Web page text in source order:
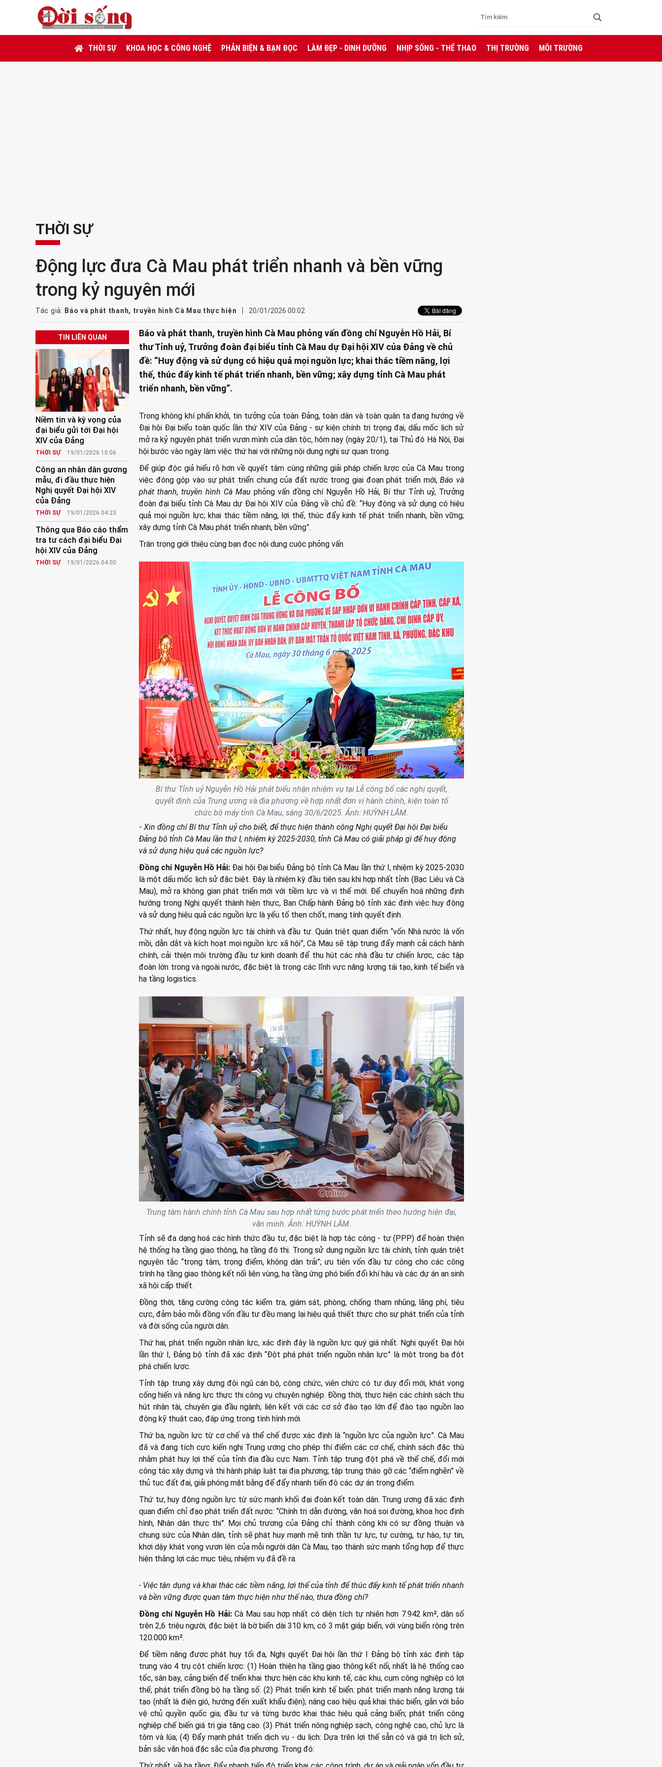
THỜI SỰ KHOA HỌC & CÔNG NGHỆ PHẢN BIỆN & BẠN ĐỌC LÀM ĐẸP - DINH DƯỠNG NHỊP SỐNG - THỂ THAO THỊ TRƯỜNG MÔI TRƯỜNG
THỜI SỰ
Động lực đưa Cà Mau phát triển nhanh và bền vững
trong kỷ nguyên mới
Tác giả: Báo và phát thanh, truyền hình Cà Mau thực hiện 20/01/2026 00:02
TIN LIÊN QUAN
Niềm tin và kỳ vọng của
đại biểu gửi tới Đại hội
XIV của Đảng
THỜI SỰ 19/01/2026 10:06
Công an nhân dân gương
mẫu, đi đầu thực hiện
Nghị quyết Đại hội XIV
của Đảng
THỜI SỰ 19/01/2026 04:23
Thông qua Báo cáo thẩm
tra tư cách đại biểu Đại
hội XIV của Đảng
THỜI SỰ 19/01/2026 04:00
Báo và phát thanh, truyền hình Cà Mau phỏng vấn đồng chí Nguyễn Hồ Hải, Bí
thư Tỉnh uỷ, Trưởng đoàn đại biểu tỉnh Cà Mau dự Đại hội XIV của Đảng về chủ
đề: “Huy động và sử dụng có hiệu quả mọi nguồn lực; khai thác tiềm năng, lợi
thế, thúc đẩy kinh tế phát triển nhanh, bền vững; xây dựng tỉnh Cà Mau phát
triển nhanh, bền vững”.
Trong không khí phấn khởi, tin tưởng của toàn Đảng, toàn dân và toàn quân ta đang hướng về
Đại hội Đại biểu toàn quốc lần thứ XIV của Đảng - sự kiện chính trị trọng đại, dấu mốc lịch sử
mở ra kỷ nguyên phát triển vươn mình của dân tộc, hôm nay (ngày 20/1), tại Thủ đô Hà Nội, Đại
hội bước vào ngày làm việc thứ hai với những nội dung nghị sự quan trọng.
Để giúp độc giả hiểu rõ hơn về quyết tâm cùng những giải pháp chiến lược của Cà Mau trong
việc đóng góp vào sự phát triển chung của đất nước trong giai đoạn phát triển mới,Báo và
phát thanh, truyền hình Cà Mau phỏng vấn đồng chí Nguyễn Hồ Hải, Bí thư Tỉnh uỷ, Trưởng
đoàn đại biểu tỉnh Cà Mau dự Đại hội XIV của Đảng về chủ đề: “Huy động và sử dụng có hiệu
quả mọi nguồn lực; khai thác tiềm năng, lợi thế, thúc đẩy kinh tế phát triển nhanh, bền vững;
xây dựng tỉnh Cà Mau phát triển nhanh, bền vững”.
Trân trọng giới thiệu cùng bạn đọc nội dung cuộc phỏng vấn.
Bí thư Tỉnh uỷ Nguyễn Hồ Hải phát biểu nhận nhiệm vụ tại Lễ công bố các nghị quyết,
quyết định của Trung ương và địa phương về hợp nhất đơn vị hành chính, kiện toàn tổ
chức bộ máy tỉnh Cà Mau, sáng 30/6/2025. Ảnh: HUỲNH LÂM.
- Xin đồng chí Bí thư Tỉnh uỷ cho biết, để thực hiện thành công Nghị quyết Đại hội Đại biểu
Đảng bộ tỉnh Cà Mau lần thứ I, nhiệm kỳ 2025-2030, tỉnh Cà Mau có giải pháp gì để huy động
và sử dụng hiệu quả các nguồn lực?
Đồng chí Nguyễn Hồ Hải: Đại hội Đại biểu Đảng bộ tỉnh Cà Mau lần thứ I, nhiệm kỳ 2025-2030
là một dấu mốc lịch sử đặc biệt. Đây là nhiệm kỳ đầu tiên sau khi hợp nhất tỉnh (Bạc Liêu và Cà
Mau), mở ra không gian phát triển mới với tiềm lực và vị thế mới. Để chuyển hoá những định
hướng trong Nghị quyết thành hiện thực, Ban Chấp hành Đảng bộ tỉnh xác định việc huy động
và sử dụng hiệu quả các nguồn lực là yếu tố then chốt, mang tính quyết định.
Thứ nhất, huy động nguồn lực tài chính và đầu tư. Quán triệt quan điểm “vốn Nhà nước là vốn
mồi, dẫn dắt và kích hoạt mọi nguồn lực xã hội”, Cà Mau sẽ tập trung đẩy mạnh cải cách hành
chính, cải thiện môi trường đầu tư kinh doanh để thu hút các nhà đầu tư chiến lược, các tập
đoàn lớn trong và ngoài nước, đặc biệt là trong các lĩnh vực năng lượng tái tạo, kinh tế biển và
hạ tầng logistics.
Trung tâm hành chính tỉnh Cà Mau sau hợp nhất từng bước phát triển theo hướng hiện đại,
văn minh. Ảnh: HUỲNH LÂM.
Tỉnh sẽ đa dạng hoá các hình thức đầu tư, đặc biệt là hợp tác công - tư (PPP) để hoàn thiện
hệ thống hạ tầng giao thông, hạ tầng đô thị. Trong sử dụng nguồn lực tài chính, tỉnh quán triệt
nguyên tắc “trọng tâm, trọng điểm, không dàn trải”; ưu tiên vốn đầu tư công cho các công
trình hạ tầng giao thông kết nối liên vùng, hạ tầng ứng phó biến đổi khí hậu và các dự án an sinh
xã hội cấp thiết.
Đồng thời, tăng cường công tác kiểm tra, giám sát, phòng, chống tham nhũng, lãng phí, tiêu
cực, đảm bảo mỗi đồng vốn đầu tư đều mang lại hiệu quả thiết thực cho sự phát triển của tỉnh
và đời sống của người dân.
Thứ hai, phát triển nguồn nhân lực, xác định đây là nguồn lực quý giá nhất. Nghị quyết Đại hội
lần thứ I, Đảng bộ tỉnh đã xác định “Đột phá phát triển nguồn nhân lực” là một trong ba đột
phá chiến lược.
Tỉnh tập trung xây dựng đội ngũ cán bộ, công chức, viên chức có tư duy đổi mới, khát vọng
cống hiến và năng lực thực thi công vụ chuyên nghiệp. Đồng thời, thực hiện các chính sách thu
hút nhân tài, chuyên gia đầu ngành; liên kết với các cơ sở đào tạo lớn để đào tạo nguồn lao
động kỹ thuật cao, đáp ứng trong tình hình mới.
Thứ ba, nguồn lực từ cơ chế và thể chế được xác định là “nguồn lực của nguồn lực”. Cà Mau
đã và đang tích cực kiến nghị Trung ương cho phép thí điểm các cơ chế, chính sách đặc thù
nhằm phát huy lợi thế của tỉnh địa đầu cực Nam. Tỉnh tập trung đột phá về thể chế, đổi mới
công tác xây dựng và thi hành pháp luật tại địa phương; tập trung tháo gỡ các “điểm nghẽn” về
thủ tục đất đai, giải phóng mặt bằng để đẩy nhanh tiến độ các dự án trọng điểm.
Thứ tư, huy động nguồn lực từ sức mạnh khối đại đoàn kết toàn dân. Trung ương đã xác định
quan điểm chỉ đạo phát triển đất nước: “Chính trị dẫn đường, văn hoá soi đường, khoa học định
hình, Nhân dân thực thi”. Mọi chủ trương của Đảng chỉ thành công khi có sự đồng thuận và
chung sức của Nhân dân, tỉnh sẽ phát huy mạnh mẽ tinh thần tự lực, tự cường, tự hào, tự tin,
khơi dậy khát vọng vươn lên của mỗi người dân Cà Mau, tạo thành sức mạnh tổng hợp để thực
hiện thắng lợi các mục tiêu, nhiệm vụ đã đề ra.
- Việc tận dụng và khai thác các tiềm năng, lợi thế của tỉnh để thúc đẩy kinh tế phát triển nhanh
và bền vững được quan tâm thực hiện như thế nào, thưa đồng chí?
Đồng chí Nguyễn Hồ Hải:Cà Mau sau hợp nhất có diện tích tự nhiên hơn 7.942 km², dân số
trên 2,6 triệu người, đặc biệt là bờ biển dài 310 km, có 3 mặt giáp biển, với vùng biển rộng trên
120.000 km².
Để tiềm năng được phát huy tối đa, Nghị quyết Đại hội lần thứ I Đảng bộ tỉnh xác định tập
trung vào 4 trụ cột chiến lược: (1) Hoàn thiện hạ tầng giao thông kết nối, nhất là hệ thống cao
tốc, sân bay, cảng biển để triển khai thực hiện các khu kinh tế, các khu, cụm công nghiệp có lợi
thế; phát triển đồng bộ hạ tầng số. (2) Phát triển kinh tế biển: phát triển mạnh năng lượng tái
tạo (nhất là điện gió, hướng đến xuất khẩu điện); nâng cao hiệu quả khai thác biển, gắn với bảo
vệ chủ quyền quốc gia; đầu tư và từng bước khai thác hiệu quả cảng biển; phát triển công
nghiệp chế biến giá trị gia tăng cao. (3) Phát triển nông nghiệp sạch, công nghệ cao, chủ lực là
tôm và lúa; (4) Đẩy mạnh phát triển dịch vụ - du lịch: Dựa trên lợi thế sẵn có và giá trị lịch sử,
bản sắc văn hoá đặc sắc của địa phương. Trong đó: